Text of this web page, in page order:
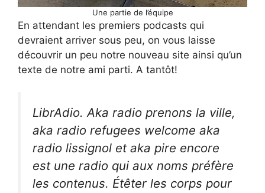
Une partie de l’équipe
En attendant les premiers podcasts qui
devraient arriver sous peu, on vous laisse
découvrir un peu notre nouveau site ainsi qu’un
texte de notre ami parti. A tantôt!
LibrAdio. Aka radio prenons la ville,
aka radio refugees welcome aka
radio lissignol et aka pire encore
est une radio qui aux noms préfère
les contenus. Étêter les corps pour